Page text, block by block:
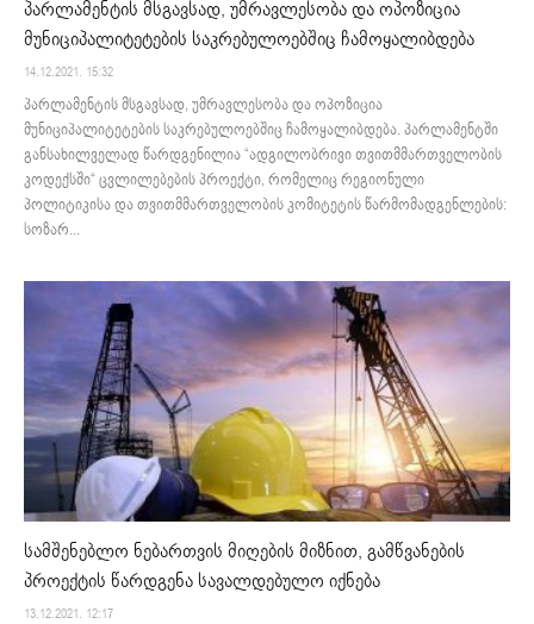
პარლამენტის მსგავსად, უმრავლესობა და ოპოზიცია
მუნიციპალიტეტების საკრებულოებშიც ჩამოყალიბდება
14.12.2021. 15:32
პარლამენტის მსგავსად, უმრავლესობა და ოპოზიცია
მუნიციპალიტეტების საკრებულოებშიც ჩამოყალიბდება. პარლამენტში
განსახილველად წარდგენილია “ადგილობრივი თვითმმართველობის
კოდექსში“ ცვლილებების პროექტი, რომელიც რეგიონული
პოლიტიკისა და თვითმმართველობის კომიტეტის წარმომადგენლების:
სოზარ...
სამშენებლო ნებართვის მიღების მიზნით, გამწვანების
პროექტის წარდგენა სავალდებულო იქნება
13.12.2021. 12:17